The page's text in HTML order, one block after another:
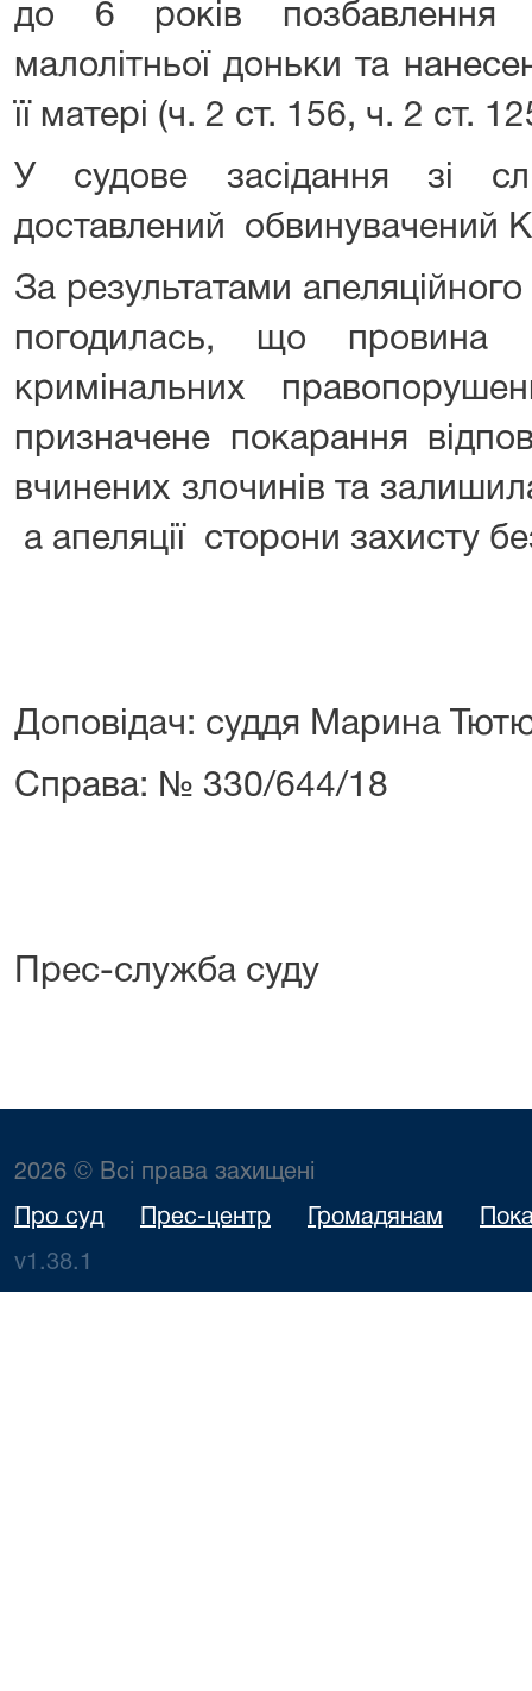
до 6 років позбавлення
малолітньої доньки та
її матері (ч. 2 ст. 156, ч. 2 ст.
У судове засідання зі
доставлений обвинувачений
За результатами апеляційного
погодилась, що провина
кримінальних
призначене покарання
вчинених злочинів та
а апеляції сторони захисту
Доповідач: суддя Марина
Справа: № 330/644/18
Прес-служба суду
2026 © Всі права захищені
Про суд Прес-центр Громадянам
v1.38.1